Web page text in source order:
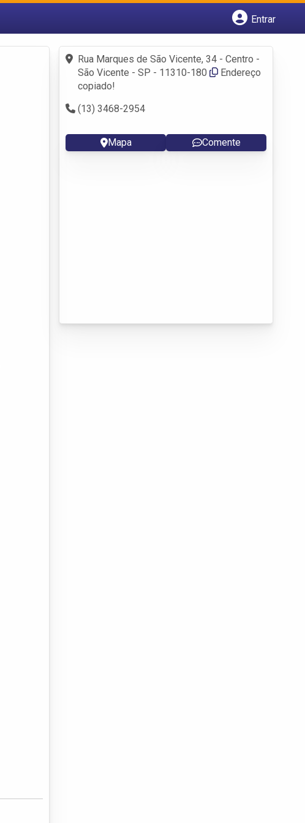
Entrar
Fazer login
Criar conta
Rua Marques de São Vicente, 34 - Centro -
São Vicente - SP - 11310-180
Endereço
copiado!
(13) 3468-2954
Mapa Comente